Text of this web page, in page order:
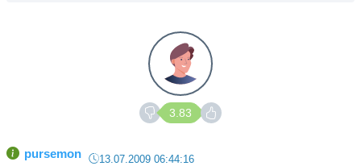
3.83
pursemon 13.07.2009 06:44:16